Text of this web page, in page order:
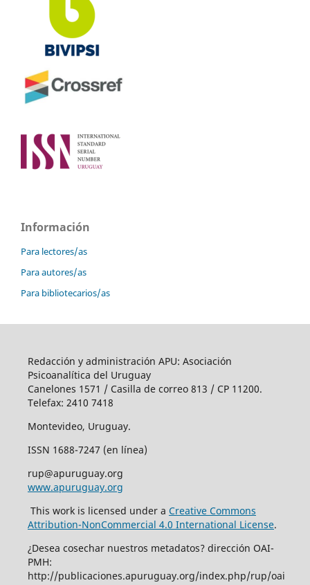
Información
Para lectores/as
Para autores/as
Para bibliotecarios/as
Redacción y administración APU: Asociación
Psicoanalítica del Uruguay
Canelones 1571 / Casilla de correo 813 / CP 11200.
Telefax: 2410 7418
Montevideo, Uruguay.
ISSN 1688-7247 (en línea)
rup@apuruguay.org
www.apuruguay.org
This work is licensed under a Creative Commons
Attribution-NonCommercial 4.0 International License.
¿Desea cosechar nuestros metadatos? dirección OAI-
PMH:
http://publicaciones.apuruguay.org/index.php/rup/oai